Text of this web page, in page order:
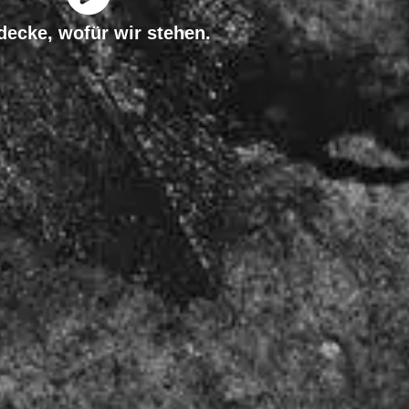
wofür wir stehen.